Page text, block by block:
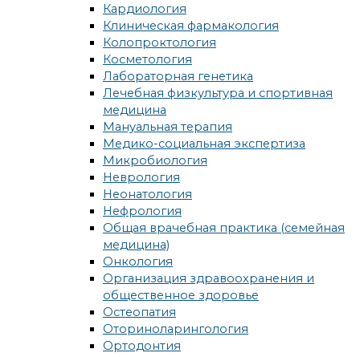
Кардиология
Клиническая фармакология
Колопроктология
Косметология
Лабораторная генетика
Лечебная физкультура и спортивная
медицина
Мануальная терапия
Медико-социальная экспертиза
Микробиология
Неврология
Неонатология
Нефрология
Общая врачебная практика (семейная
медицина)
Онкология
Организация здравоохранения и
общественное здоровье
Остеопатия
Оториноларингология
Ортодонтия